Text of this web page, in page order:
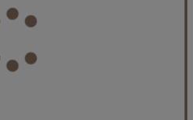
Menorca
Repülővel
Hotel ***
superior apartman